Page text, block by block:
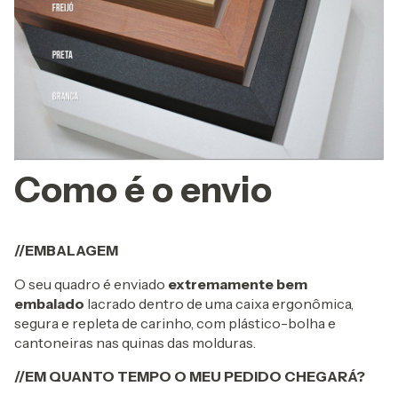
Como é o envio
//EMBALAGEM
O seu quadro é enviado extremamente bem
embalado lacrado dentro de uma caixa ergonômica,
segura e repleta de carinho, com plástico-bolha e
cantoneiras nas quinas das molduras.
//EM QUANTO TEMPO O MEU PEDIDO CHEGARÁ?